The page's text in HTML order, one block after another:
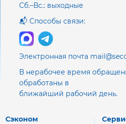
Сб.–Вс.: выходные
📬 Способы связи:
Электронная почта
В нерабочее время
обработаны в
ближайший рабочий день.
Сэконом